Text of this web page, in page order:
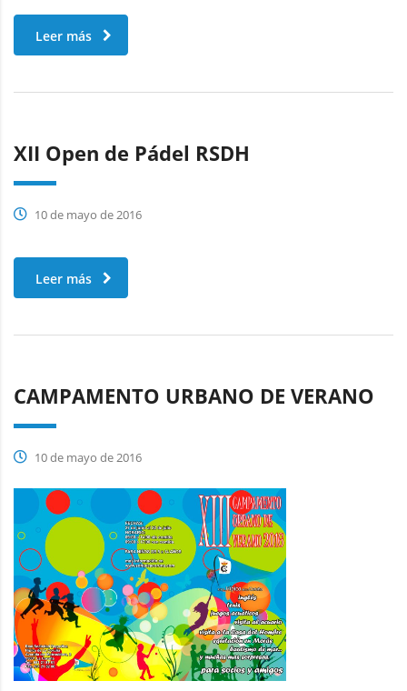
Leer más
XII Open de Pádel RSDH
10 de mayo de 2016
Leer más
CAMPAMENTO URBANO DE VERANO
10 de mayo de 2016